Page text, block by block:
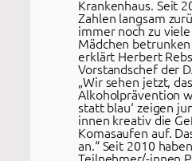
Krankenhaus. Seit
Zahlen langsam
immer noch zu
Mädchen
erklärt Herbert
Vorstandschef der
„Wir sehen jetzt,
Alkoholprävention
statt blau‘ zeigen
innen kreativ die
Komasaufen auf.
an.“ Seit 2010